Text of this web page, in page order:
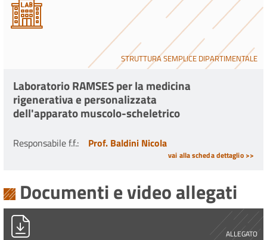
STRUTTURA SEMPLICE DIPARTIMENTALE
Laboratorio RAMSES per la medicina
rigenerativa e personalizzata
dell'apparato muscolo-scheletrico
Responsabile f.f.: Prof. Baldini Nicola
vai alla scheda dettaglio >>
Documenti e video allegati
ALLEGATO
PG0011778_2024_studio.pdf